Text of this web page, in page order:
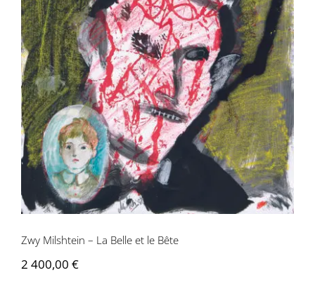
Zwy Milshtein – La Belle et le Bête
Zwy Milshtein – La Belle et le Bête
2 400,00 €